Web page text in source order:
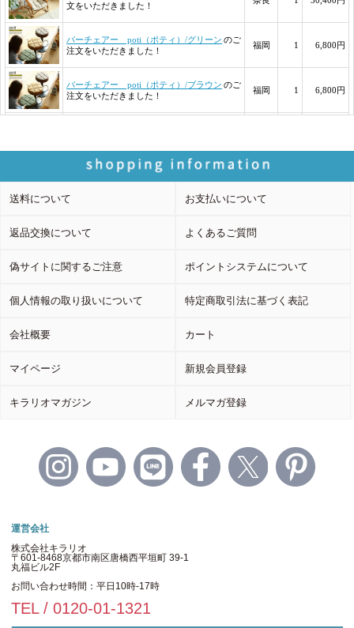
送料について お支払いについて
返品交換について よくあるご質問
偽サイトに関するご注意 ポイントシステムについて
個人情報の取り扱いについて 特定商取引法に基づく表記
会社概要 カート
マイページ 新規会員登録
キラリオマガジン メルマガ登録
運営会社
株式会社キラリオ
〒601-8468京都市南区唐橋西平垣町 39-1
丸福ビル2F
お問い合わせ時間：平日10時-17時
TEL / 0120-01-1321